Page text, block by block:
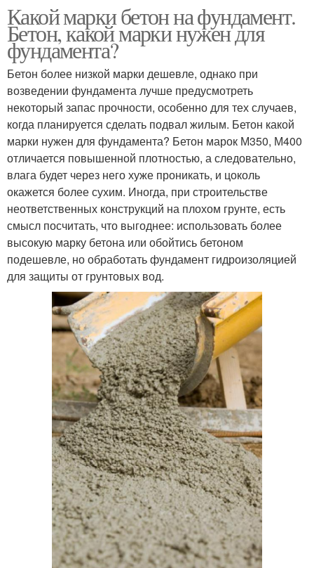
Какой марки бетон на фундамент.
Бетон, какой марки нужен для
фундамента?
Бетон более низкой марки дешевле, однако при
возведении фундамента лучше предусмотреть
некоторый запас прочности, особенно для тех случаев,
когда планируется сделать подвал жилым. Бетон какой
марки нужен для фундамента? Бетон марок М350, М400
отличается повышенной плотностью, а следовательно,
влага будет через него хуже проникать, и цоколь
окажется более сухим. Иногда, при строительстве
неответственных конструкций на плохом грунте, есть
смысл посчитать, что выгоднее: использовать более
высокую марку бетона или обойтись бетоном
подешевле, но обработать фундамент гидроизоляцией
для защиты от грунтовых вод.